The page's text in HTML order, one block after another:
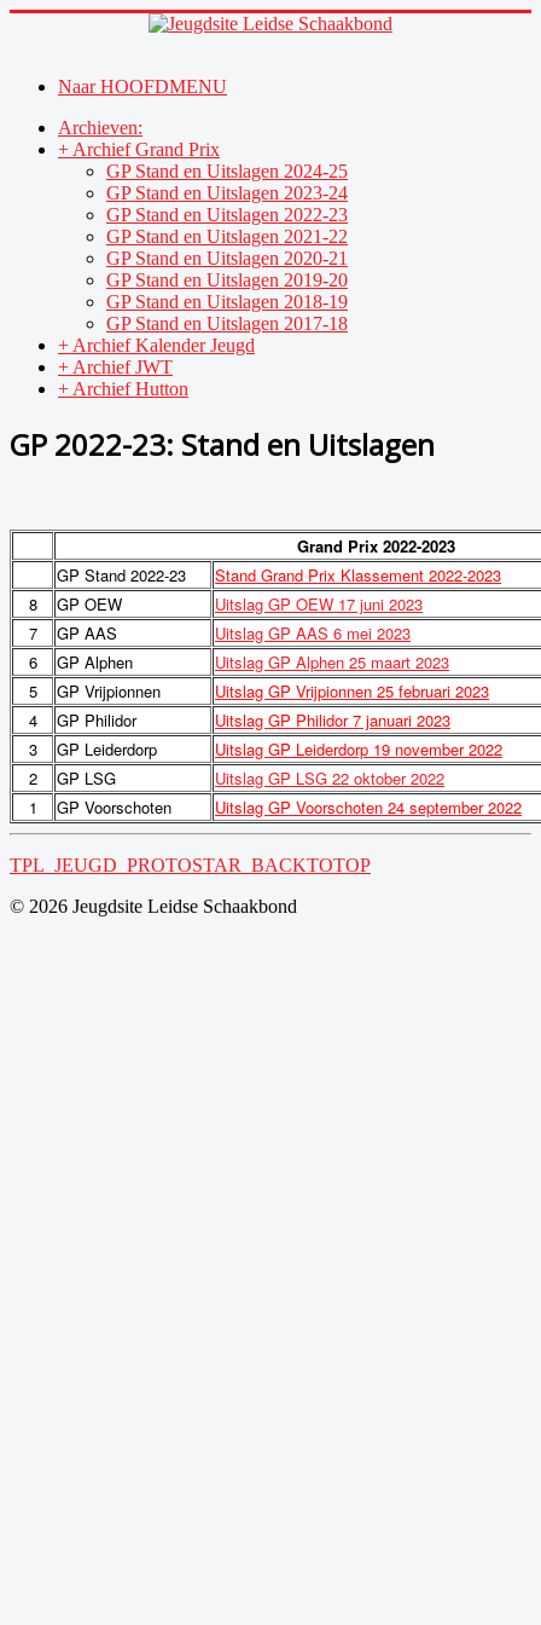
Naar HOOFDMENU
Archieven:
+ Archief Grand Prix
GP Stand en Uitslagen 2024-25
GP Stand en Uitslagen 2023-24
GP Stand en Uitslagen 2022-23
GP Stand en Uitslagen 2021-22
GP Stand en Uitslagen 2020-21
GP Stand en Uitslagen 2019-20
GP Stand en Uitslagen 2018-19
GP Stand en Uitslagen 2017-18
+ Archief Kalender Jeugd
+ Archief JWT
+ Archief Hutton
GP 2022-23: Stand en Uitslagen
Grand Prix 2022-2023
GP Stand 2022-23
Stand Grand Prix Klassement 2022-2023
8
GP OEW
Uitslag GP OEW 17 juni 2023
7
GP AAS
Uitslag GP AAS 6 mei 2023
6
GP Alphen
Uitslag GP Alphen 25 maart 2023
5
GP Vrijpionnen
Uitslag GP Vrijpionnen 25 februari 2023
4
GP Philidor
Uitslag GP Philidor 7 januari 2023
3
GP Leiderdorp
Uitslag GP Leiderdorp 19 november 2022
2
GP LSG
Uitslag GP LSG 22 oktober 2022
1
GP Voorschoten Uitslag GP Voorschoten 24 september 2022
TPL_JEUGD_PROTOSTAR_BACKTOTOP
© 2026 Jeugdsite Leidse Schaakbond